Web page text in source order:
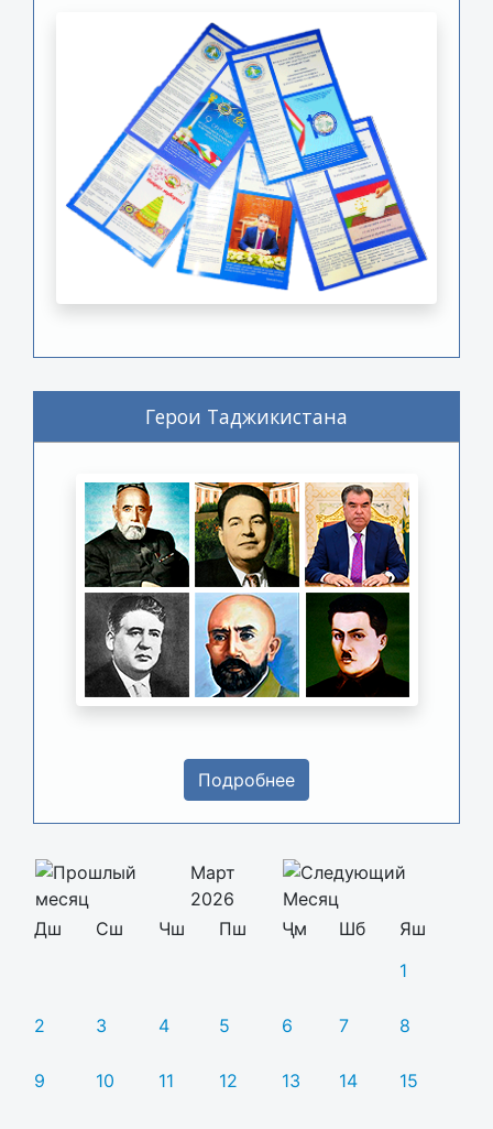
Герои Таджикистана
Подробнее
Март
2026
Дш
Сш Чш Пш Ҷм Шб
Яш
1
2 3 4 5 6 7 8
9 10 11 12 13 14 15